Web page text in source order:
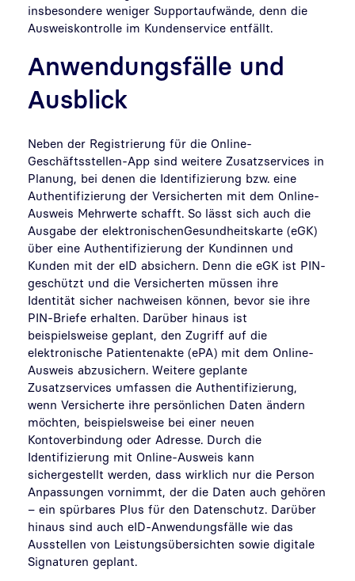
insbesondere weniger Supportaufwände, denn die
Ausweiskontrolle im Kundenservice entfällt.
Anwendungsfälle und
Ausblick
Neben der Registrierung für die Online-
Geschäftsstellen-App sind weitere Zusatzservices in
Planung, bei denen die Identifizierung bzw. eine
Authentifizierung der Versicherten mit dem Online-
Ausweis Mehrwerte schafft. So lässt sich auch die
Ausgabe der elektronischenGesundheitskarte (eGK)
über eine Authentifizierung der Kundinnen und
Kunden mit der eID absichern. Denn die eGK ist PIN-
geschützt und die Versicherten müssen ihre
Identität sicher nachweisen können, bevor sie ihre
PIN-Briefe erhalten. Darüber hinaus ist
beispielsweise geplant, den Zugriff auf die
elektronische Patientenakte (ePA) mit dem Online-
Ausweis abzusichern. Weitere geplante
Zusatzservices umfassen die Authentifizierung,
wenn Versicherte ihre persönlichen Daten ändern
möchten, beispielsweise bei einer neuen
Kontoverbindung oder Adresse. Durch die
Identifizierung mit Online-Ausweis kann
sichergestellt werden, dass wirklich nur die Person
Anpassungen vornimmt, der die Daten auch gehören
– ein spürbares Plus für den Datenschutz. Darüber
hinaus sind auch eID-Anwendungsfälle wie das
Ausstellen von Leistungsübersichten sowie digitale
Signaturen geplant.